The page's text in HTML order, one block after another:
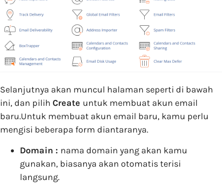
Selanjutnya akan muncul halaman seperti di bawah
ini, dan pilih Create untuk membuat akun email
baru.Untuk membuat akun email baru, kamu perlu
mengisi beberapa form diantaranya.
Domain : nama domain yang akan kamu
gunakan, biasanya akan otomatis terisi
langsung.